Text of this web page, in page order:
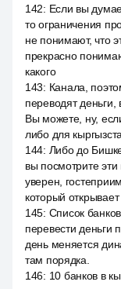
142: Если вы
то ограничения
не понимают, что
прекрасно
какого
143: Канала,
переводят деньги,
Вы можете, ну,
либо для
144: Либо до
вы посмотрите
уверен,
который
145: Список
перевести деньги
день меняется
там порядка.
146: 10 банков в